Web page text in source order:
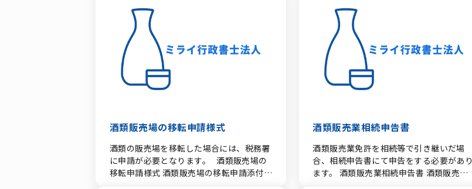
信販売酒類小売業免許申請の免許要件誓約
す。ご覧するためにはAdobe Readerが必
要です。 wordファイルはこちら 一般酒類
小売業免許申請様式 一般酒類小売業免許申
請には以下の様式が決められています。
・酒類販売業免許申請書 ・販売上
の敷地の図面（次葉１） ・建物等の配
・所要資金の額及び調達方法（次葉
５） ・酒販販売方法についての取組計
画書（次葉６） ・一般酒類小売業免許
申請書チェック表 ・酒類免許申請の免
許要件誓約書 上記様式はPDFファイルと
（放射性物質関連） 東日本大震災以降、韓
国向けに酒類を輸出する際は、食品医薬品
安全処（MFDS）等の規制に基づき、製造
時期や製造地域に応じた放射性物質に関す
る証明（国税局交付の証明書）が必要で
す。 ① 製造時期に関する証明 平成23年
（対象13都県以外の地域） 製造（産出）
の都道府県であることの証明。 対象13都
県：福島県、宮城県、山形県、茨城県、栃
木県、群馬県、埼玉県、千葉県、東京都、
Authority / Council）です。 酒類販売免
許の範囲 「施設免許（Premises
Licence）」 「個人免許（Personal
Licence）」 二重構造に一本化 欠格事由
・州長官、裁判所で裁判を遂行する官吏 ・
虚偽の申請をした者または虚偽の内容の免
許を行使した者 ・買収した免許を使用した
場にできない。 ・その他自治体が条例で規
要件 ・需給調整（経済的必要性）による制
限は撤廃され、自由に取得できる。 ただ
し、過度の店舗集中を抑える「累積的影響
所要資金の額及び調達方法（次葉５） ・酒
販販売方法についての取組計画書（次葉
６） ・通信酒類小売業免許申請書チェック
表 ・酒類免許申請の免許要件誓約書 上記
様式はPDFファイルとなっています。ご覧
するためにはAdobe Readerが必要です。
wordファイルはこちら
酒類販売場の移転申請様式
酒類の販売場を移転した場合には、税務署
に申請が必要となります。 酒類販売場の
移転申請様式 酒類販売場の移転申請添付書
酒類販売業相続申告書
酒類販売業免許を相続等で引き継いだ場
合、相続申告書にて申告をする必要があり
ます。 酒類販売業相続申告書 酒類販売業